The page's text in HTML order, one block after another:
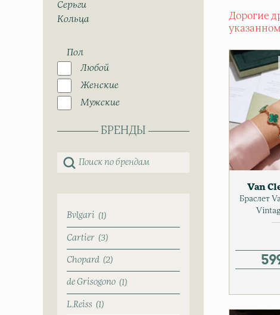
Серьги
Кольца
Пол
Любой
Женские
Мужские
БРЕНДЫ
Bvlgari 1
Cartier 3
Chopard 2
de Grisogono 1
L.Reiss 1
Дорогие
Van
Браслет